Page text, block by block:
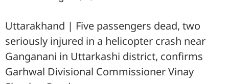
Uttarakhand | Five passengers dead, two
seriously injured in a helicopter crash near
Ganganani in Uttarkashi district, confirms
Garhwal Divisional Commissioner Vinay